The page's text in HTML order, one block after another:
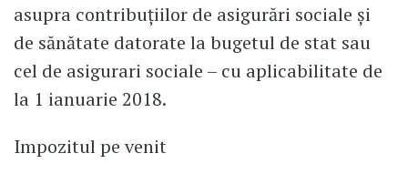
asupra contribuţiilor de asigurări sociale şi
de sănătate datorate la bugetul de stat sau
cel de asigurari sociale – cu aplicabilitate de
la 1 ianuarie 2018.
Impozitul pe venit